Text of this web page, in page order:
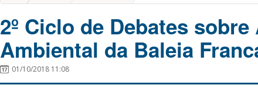
2º Ciclo de Debates
Ambiental da Baleia
01/10/2018 11:08